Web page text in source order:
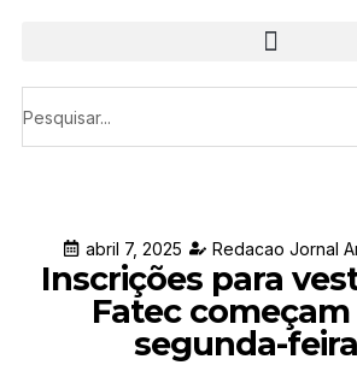
abril 7, 2025 Redacao Jornal
Inscrições para
Fatec
segunda-